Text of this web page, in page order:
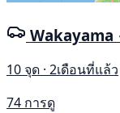
10 จุด · 2เดือนที่แล้ว
74 การดู